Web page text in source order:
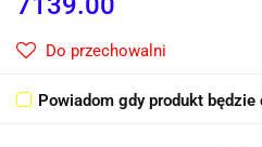
Do przechowalni
Powiadom gdy produkt będzie